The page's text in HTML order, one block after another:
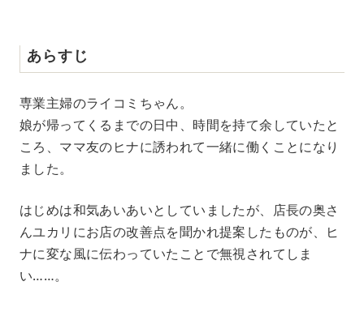
あらすじ
専業主婦のライコミちゃん。
娘が帰ってくるまでの日中、時間を持て余していたと
ころ、ママ友のヒナに誘われて一緒に働くことになり
ました。
はじめは和気あいあいとしていましたが、店長の奥さ
んユカリにお店の改善点を聞かれ提案したものが、ヒ
ナに変な風に伝わっていたことで無視されてしま
い……。